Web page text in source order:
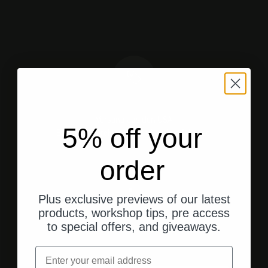
Schneller, direkter Versand an Ihre Adresse.
Gehe zu Element 1
Gehe zu Element 2
Gehe zu Element 3
Kundenbewertungen
5% off your
order
Plus exclusive previews of our latest
products, workshop tips, pre access
to special offers, and giveaways.
Email